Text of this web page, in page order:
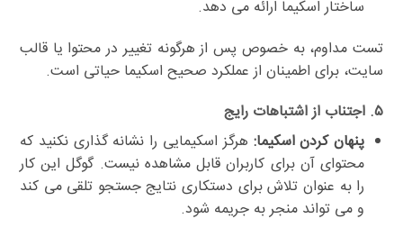
ساختار اسکیما ارائه می دهد.
تست مداوم، به خصوص پس از هرگونه تغییر در محتوا یا قالب
سایت، برای اطمینان از عملکرد صحیح اسکیما حیاتی است.
۵. اجتناب از اشتباهات رایج
پنهان کردن اسکیما: هرگز اسکیمایی را نشانه گذاری نکنید که
محتوای آن برای کاربران قابل مشاهده نیست. گوگل این کار
را به عنوان تلاش برای دستکاری نتایج جستجو تلقی می کند
و می تواند منجر به جریمه شود.